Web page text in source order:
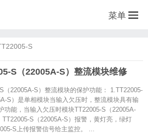
菜单
S
S（22005A-S）整流模块维修
（22005A-S）整流模块的保护功能： 1.TT22005-
S）是单相模块当输入欠压时，整流模块具有输
功能，当输入欠压时模块TT22005-S（22005A-
TT22005-S（22005A-S）报警，黄灯亮，绿灯
S上传报警信号给主监控。 ...